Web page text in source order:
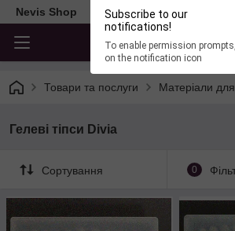
Subscribe to our
notifications!
To enable permission
on the notification icon
Nevis Shop
Товари та послуги Матеріали
Гелеві тіпси Divia
Сортування 0